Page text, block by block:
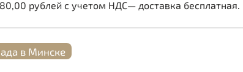
рублей с учетом НДС— доставка бесплатная.
в Минске